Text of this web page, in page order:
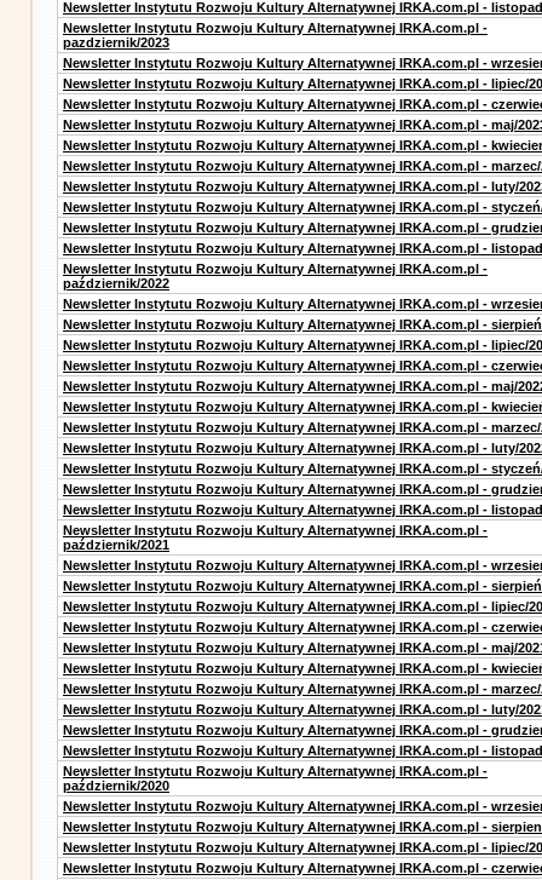
Newsletter Instytutu Rozwoju Kultury Alternatywnej IRKA.com.pl -
Newsletter Instytutu Rozwoju Kultury Alternatywnej IRKA.com.pl -
pazdziernik/2023
Newsletter Instytutu Rozwoju Kultury Alternatywnej IRKA.com.pl -
Newsletter Instytutu Rozwoju Kultury Alternatywnej IRKA.com.pl - lipiec/
Newsletter Instytutu Rozwoju Kultury Alternatywnej IRKA.com.pl -
Newsletter Instytutu Rozwoju Kultury Alternatywnej IRKA.com.pl - maj/
Newsletter Instytutu Rozwoju Kultury Alternatywnej IRKA.com.pl -
Newsletter Instytutu Rozwoju Kultury Alternatywnej IRKA.com.pl - marzec/
Newsletter Instytutu Rozwoju Kultury Alternatywnej IRKA.com.pl - luty/
Newsletter Instytutu Rozwoju Kultury Alternatywnej IRKA.com.pl -
Newsletter Instytutu Rozwoju Kultury Alternatywnej IRKA.com.pl -
Newsletter Instytutu Rozwoju Kultury Alternatywnej IRKA.com.pl -
Newsletter Instytutu Rozwoju Kultury Alternatywnej IRKA.com.pl -
październik/2022
Newsletter Instytutu Rozwoju Kultury Alternatywnej IRKA.com.pl -
Newsletter Instytutu Rozwoju Kultury Alternatywnej IRKA.com.pl -
Newsletter Instytutu Rozwoju Kultury Alternatywnej IRKA.com.pl - lipiec/
Newsletter Instytutu Rozwoju Kultury Alternatywnej IRKA.com.pl -
Newsletter Instytutu Rozwoju Kultury Alternatywnej IRKA.com.pl - maj/
Newsletter Instytutu Rozwoju Kultury Alternatywnej IRKA.com.pl -
Newsletter Instytutu Rozwoju Kultury Alternatywnej IRKA.com.pl - marzec/
Newsletter Instytutu Rozwoju Kultury Alternatywnej IRKA.com.pl - luty/
Newsletter Instytutu Rozwoju Kultury Alternatywnej IRKA.com.pl -
Newsletter Instytutu Rozwoju Kultury Alternatywnej IRKA.com.pl -
Newsletter Instytutu Rozwoju Kultury Alternatywnej IRKA.com.pl -
Newsletter Instytutu Rozwoju Kultury Alternatywnej IRKA.com.pl -
październik/2021
Newsletter Instytutu Rozwoju Kultury Alternatywnej IRKA.com.pl -
Newsletter Instytutu Rozwoju Kultury Alternatywnej IRKA.com.pl -
Newsletter Instytutu Rozwoju Kultury Alternatywnej IRKA.com.pl - lipiec/
Newsletter Instytutu Rozwoju Kultury Alternatywnej IRKA.com.pl -
Newsletter Instytutu Rozwoju Kultury Alternatywnej IRKA.com.pl - maj/
Newsletter Instytutu Rozwoju Kultury Alternatywnej IRKA.com.pl -
Newsletter Instytutu Rozwoju Kultury Alternatywnej IRKA.com.pl - marzec/
Newsletter Instytutu Rozwoju Kultury Alternatywnej IRKA.com.pl - luty/
Newsletter Instytutu Rozwoju Kultury Alternatywnej IRKA.com.pl -
Newsletter Instytutu Rozwoju Kultury Alternatywnej IRKA.com.pl -
Newsletter Instytutu Rozwoju Kultury Alternatywnej IRKA.com.pl -
październik/2020
Newsletter Instytutu Rozwoju Kultury Alternatywnej IRKA.com.pl -
Newsletter Instytutu Rozwoju Kultury Alternatywnej IRKA.com.pl -
Newsletter Instytutu Rozwoju Kultury Alternatywnej IRKA.com.pl - lipiec/
Newsletter Instytutu Rozwoju Kultury Alternatywnej IRKA.com.pl -